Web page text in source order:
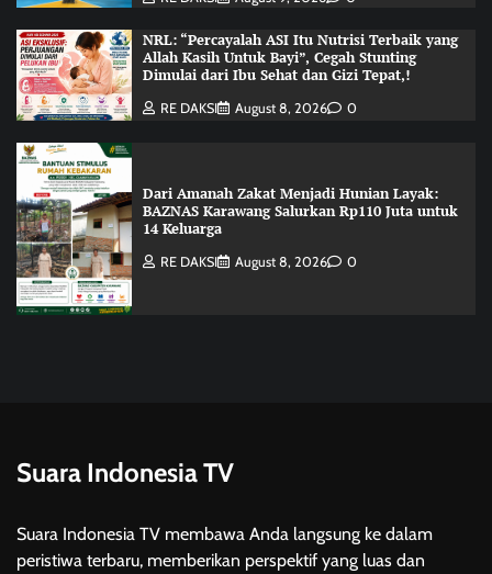
NRL: “Percayalah ASI Itu Nutrisi Terbaik yang
Allah Kasih Untuk Bayi”, Cegah Stunting
Dimulai dari Ibu Sehat dan Gizi Tepat,!
RE DAKSI August 8, 2026 0
Dari Amanah Zakat Menjadi Hunian Layak:
BAZNAS Karawang Salurkan Rp110 Juta untuk
14 Keluarga
RE DAKSI August 8, 2026 0
Suara Indonesia TV
Suara Indonesia TV membawa Anda langsung ke dalam
peristiwa terbaru, memberikan perspektif yang luas dan